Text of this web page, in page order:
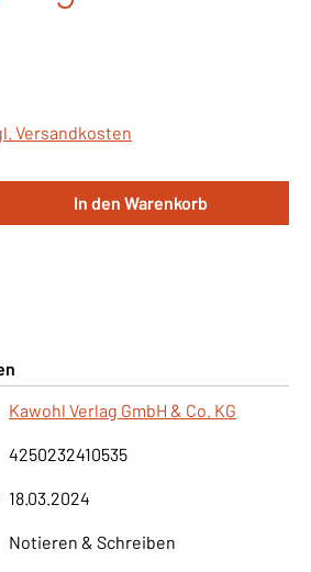
Versandkosten
Gib den gewünschten
In den Warenkorb
Kawohl Verlag GmbH & Co. KG
4250232410535
18.03.2024
Notieren & Schreiben